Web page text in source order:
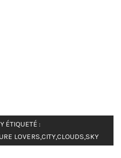
ÉTIQUETÉ :
LOVERS,CITY,CLOUDS,SKY